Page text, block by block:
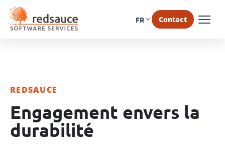
FR Contact
REDSAUCE
Engagement envers la
durabilité